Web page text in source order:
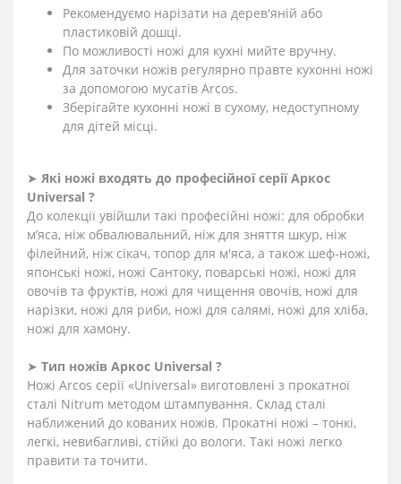
Рекомендуємо нарізати на дерев'яній або
пластиковій дошці.
По можливості ножі для кухні мийте вручну.
Для заточки ножів регулярно правте кухонні ножі
за допомогою мусатів Arcos.
Зберігайте кухонні ножі в сухому, недоступному
для дітей місці.
➤ Які ножі входять до професійної серії Аркос
Universal ?
До колекції увійшли такі професійні ножі: для обробки
м’яса, ніж обвалювальний, ніж для зняття шкур, ніж
філейний, ніж сікач, топор для м'яса, а також шеф-ножі,
японські ножі, ножі Сантоку, поварські ножі, ножі для
овочів та фруктів, ножі для чищення овочів, ножі для
нарізки, ножі для риби, ножі для салямі, ножі для хліба,
ножі для хамону.
➤ Тип ножів Аркос Universal ?
Ножі Arcos серії «Universal» виготовлені з прокатної
сталі Nitrum методом штампування. Склад сталі
наближений до кованих ножів. Прокатні ножі – тонкі,
легкі, невибагливі, стійкі до вологи. Такі ножі легко
правити та точити.